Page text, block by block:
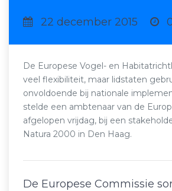
22 december 2015
De Europese Vogel- en
veel flexibiliteit, maar lidstaten
onvoldoende bij nationale
stelde een ambtenaar van de
afgelopen vrijdag, bij een
Natura 2000 in Den Haag.
De Europese Commissie